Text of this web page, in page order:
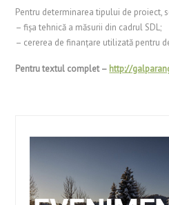
Pentru determinarea tipului de proiect,
– fișa tehnică a măsurii din cadrul SDL;
– cererea de finanțare utilizată pentru
Pentru textul complet – http://